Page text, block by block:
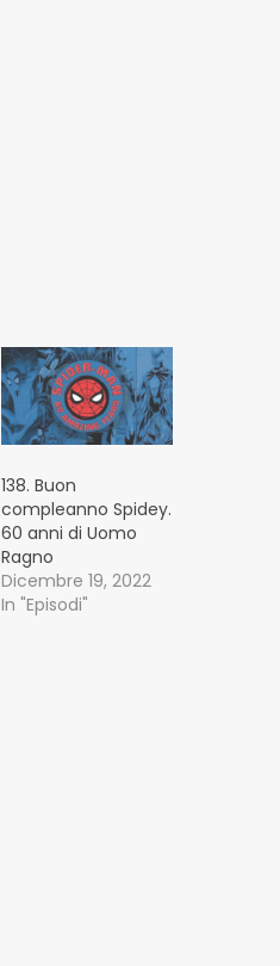
138. Buon
compleanno Spidey.
60 anni di Uomo
Ragno
Dicembre 19, 2022
In "Episodi"